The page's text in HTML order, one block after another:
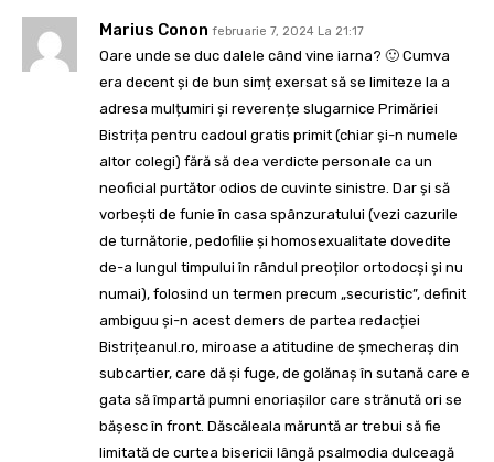
Marius Conon februarie 7, 2024 La 21:17
Oare unde se duc dalele când vine iarna? 🙂 Cumva
era decent și de bun simț exersat să se limiteze la a
adresa mulțumiri și reverențe slugarnice Primăriei
Bistrița pentru cadoul gratis primit (chiar și-n numele
altor colegi) fără să dea verdicte personale ca un
neoficial purtător odios de cuvinte sinistre. Dar și să
vorbești de funie în casa spânzuratului (vezi cazurile
de turnătorie, pedofilie și homosexualitate dovedite
de-a lungul timpului în rândul preoților ortodocși și nu
numai), folosind un termen precum „securistic”, definit
ambiguu și-n acest demers de partea redacției
Bistrițeanul.ro, miroase a atitudine de șmecheraș din
subcartier, care dă și fuge, de golănaș în sutană care e
gata să împartă pumni enoriașilor care strănută ori se
bășesc în front. Dăscăleala măruntă ar trebui să fie
limitată de curtea bisericii lângă psalmodia dulceagă